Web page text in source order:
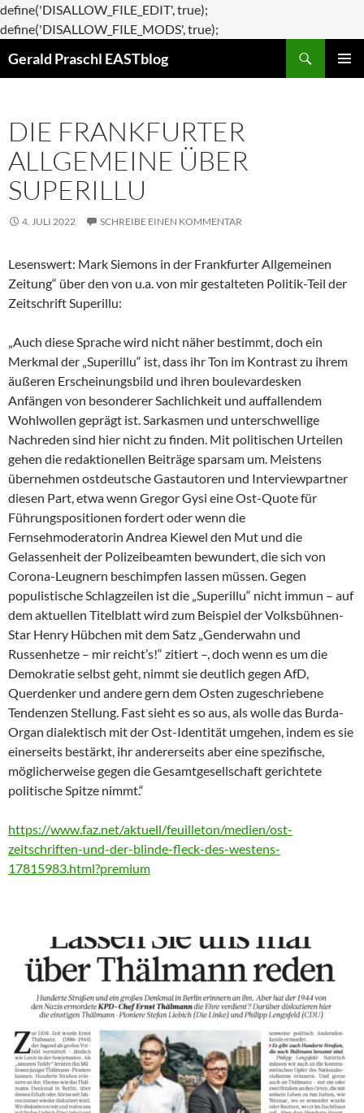
define('DISALLOW_FILE_EDIT', true);
define('DISALLOW_FILE_MODS', true);
Gerald Praschl EASTblog
DIE FRANKFURTER
ALLGEMEINE ÜBER
SUPERILLU
4. JULI 2022 SCHREIBE EINEN KOMMENTAR
Lesenswert: Mark Siemons in der Frankfurter Allgemeinen
Zeitung“ über den von u.a. von mir gestalteten Politik-Teil der
Zeitschrift Superillu:
„Auch diese Sprache wird nicht näher bestimmt, doch ein
Merkmal der „Superillu“ ist, dass ihr Ton im Kontrast zu ihrem
äußeren Erscheinungsbild und ihren boulevardesken
Anfängen von besonderer Sachlichkeit und auffallendem
Wohlwollen geprägt ist. Sarkasmen und unterschwellige
Nachreden sind hier nicht zu finden. Mit politischen Urteilen
gehen die redaktionellen Beiträge sparsam um. Meistens
übernehmen ostdeutsche Gastautoren und Interviewpartner
diesen Part, etwa wenn Gregor Gysi eine Ost-Quote für
Führungspositionen fordert oder wenn die
Fernsehmoderatorin An­drea Kiewel den Mut und die
Gelassenheit der Polizeibeamten bewundert, die sich von
Corona-Leugnern beschimpfen lassen müssen. Gegen
populistische Schlagzeilen ist die „Superillu“ nicht immun – auf
dem aktuellen Titelblatt wird zum Beispiel der Volksbühnen-
Star Henry Hübchen mit dem Satz „Genderwahn und
Russenhetze – mir reicht’s!“ zitiert –, doch wenn es um die
Demokratie selbst geht, nimmt sie deutlich gegen AfD,
Querdenker und andere gern dem Osten zugeschriebene
Tendenzen Stellung. Fast sieht es so aus, als wolle das Burda-
Organ dialektisch mit der Ost-Identität umgehen, indem es sie
einerseits bestärkt, ihr andererseits aber eine spezifische,
möglicherweise gegen die Gesamtgesellschaft gerichtete
politische Spitze nimmt.“
https://www.faz.net/aktuell/feuilleton/medien/ost-
zeitschriften-und-der-blinde-fleck-des-westens-
17815983.html?premium